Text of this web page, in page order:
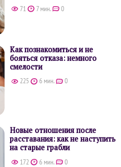
71 7 мин. 0
Как познакомиться и не
бояться отказа: немного
смелости
225 6 мин. 0
Новые отношения после
расставания: как не наступить
на старые грабли
172 6 мин. 0